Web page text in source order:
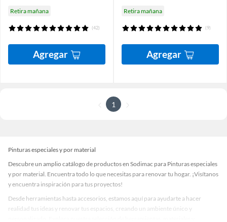
Retira mañana
(42)
Agregar
Retira mañana
(9)
Agregar
1
Pinturas especiales y por material
Descubre un amplio catálogo de productos en Sodimac para Pinturas especiales
y por material. Encuentra todo lo que necesitas para renovar tu hogar. ¡Visítanos
y encuentra inspiración para tus proyectos!
Desde herramientas hasta accesorios, estamos aquí para ayudarte a hacer
realidad tus ideas y renovar tus espacios, creando un ambiente único y